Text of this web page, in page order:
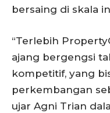
bersaing di skala
“Terlebih
ajang bergengsi
kompetitif, yang
perkembangan
ujar Agni Trian